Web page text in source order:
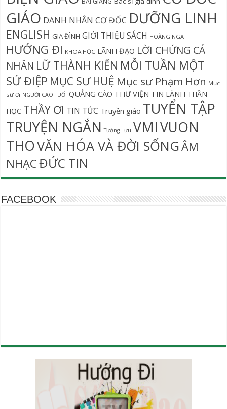
GIÁO DANH NHÂN CƠ ĐỐC DƯỠNG LINH
ENGLISH GIA ĐÌNH GIỚI THIỆU SÁCH HOÀNG NGA
HƯỚNG ĐI KHOA HỌC LÃNH ĐẠO LỜI CHỨNG CÁ
NHÂN LỮ THÀNH KIẾN MỖI TUẦN MỘT
SỨ ĐIỆP MỤC SƯ HUỆ Mục sư Phạm Hơn Mục
sư ơi NGƯỜI CAO TUỔI QUẢNG CÁO THƯ VIỆN TIN LÀNH THẦN
HỌC THẦY ƠI TIN TỨC Truyền giáo TUYỂN TẬP
TRUYỆN NGẮN Tường Lưu VMIVUON
THOVĂN HÓA VÀ ĐỜI SỐNGÂM
NHẠCĐỨC TIN
FACEBOOK